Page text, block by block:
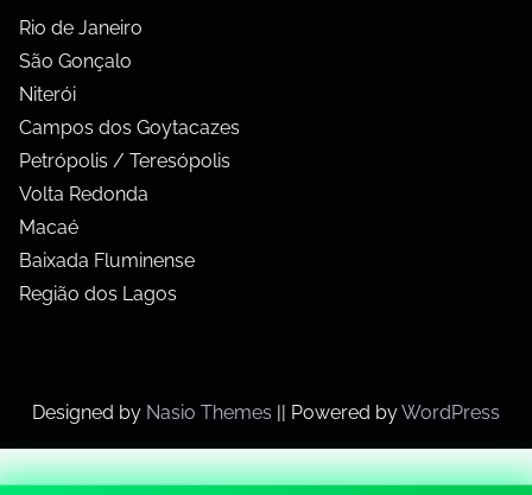
Rio de Janeiro
São Gonçalo
Niterói
Campos dos Goytacazes
Petrópolis / Teresópolis
Volta Redonda
Macaé
Baixada Fluminense
Região dos Lagos
Designed by Nasio Themes || Powered byWordPress